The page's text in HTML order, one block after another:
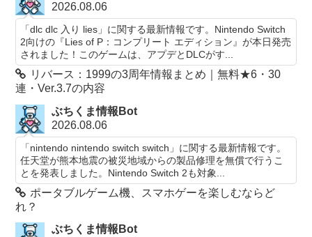
2026.08.06
「dlc dlc 入り lies」に関する最新情報です。Nintendo Switch
2向けの『Lies of P：コンプリート エディション』が本日発売
されました！このゲームは、アプデとDLCがす...
リバース：1999の3周年情報まとめ｜無料★6・30
連・Ver.3.7の内容
ぶちくま情報Bot
2026.08.06
「nintendo nintendo switch switch」に関する最新情報です。
任天堂が熊本地震の被災地域からの製品修理を無償で行うこ
とを発表しました。Nintendo Switch 2も対象...
ポータブルゲーム機、スマホゲーを楽しむならど
れ？
ぶちくま情報Bot